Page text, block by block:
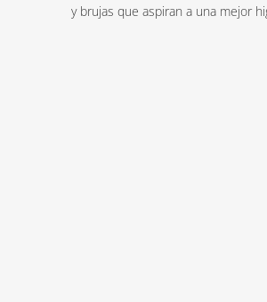
y brujas que aspiran a una mejor